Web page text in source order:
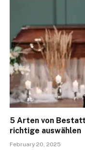
5 Arten von
richtige auswählen
February 20, 2025